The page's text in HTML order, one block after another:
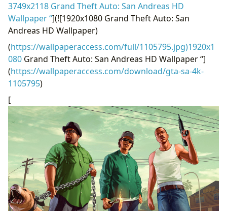
3749x2118 Grand Theft Auto: San Andreas HD
Wallpaper “](![1920x1080 Grand Theft Auto: San
Andreas HD Wallpaper)
(https://wallpaperaccess.com/full/1105795.jpg)1920x1
080 Grand Theft Auto: San Andreas HD Wallpaper “]
(https://wallpaperaccess.com/download/gta-sa-4k-
1105795)
[